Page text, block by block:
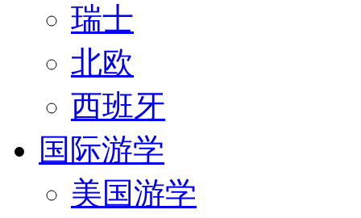
瑞士
北欧
西班牙
国际游学
美国游学